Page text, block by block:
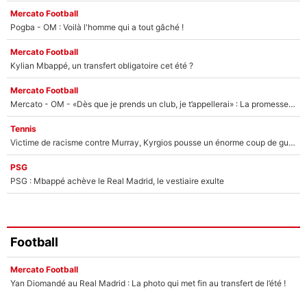
Mercato Football
Pogba - OM : Voilà l'homme qui a tout gâché !
Mercato Football
Kylian Mbappé, un transfert obligatoire cet été ?
Mercato Football
Mercato - OM - «Dès que je prends un club, je t’appellerai» : La promesse de Marcelino au moment de claquer la porte
Tennis
Victime de racisme contre Murray, Kyrgios pousse un énorme coup de gueule !
PSG
PSG : Mbappé achève le Real Madrid, le vestiaire exulte
Football
Mercato Football
Yan Diomandé au Real Madrid : La photo qui met fin au transfert de l’été !